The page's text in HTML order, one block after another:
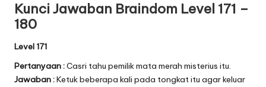
Kunci Jawaban Braindom Level 171 –
180
Level 171
Pertanyaan :Casri tahu pemilik mata merah misterius itu.
Jawaban :Ketuk beberapa kali pada tongkat itu agar keluar